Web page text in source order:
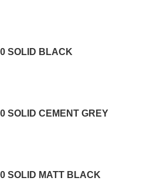
SOLID BLACK
SOLID CEMENT GREY
SOLID MATT BLACK